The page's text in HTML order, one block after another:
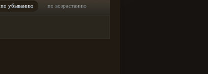
по убыванию по возрастанию